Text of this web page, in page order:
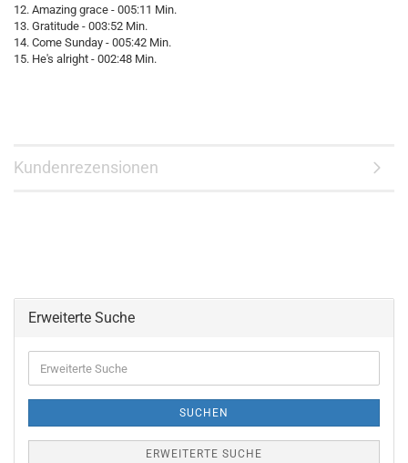
12. Amazing grace - 005:11 Min.
13. Gratitude - 003:52 Min.
14. Come Sunday - 005:42 Min.
15. He's alright - 002:48 Min.
Kundenrezensionen
Erweiterte Suche
Suche
SUCHEN
ERWEITERTE SUCHE